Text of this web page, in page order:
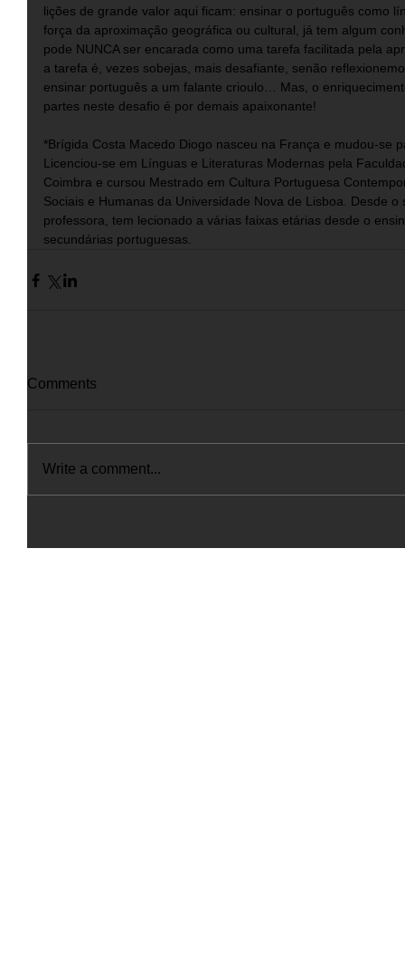
lições de grande valor aqui ficam: ensinar o português como
força da aproximação geográfica ou cultural, já tem algum
pode NUNCA ser encarada como uma tarefa facilitada pela
a tarefa é, vezes sobejas, mais desafiante, senão
ensinar português a um falante crioulo… Mas, o
partes neste desafio é por demais apaixonante!
*Brígida Costa Macedo Diogo nasceu na França e mudou-se
Licenciou-se em Línguas e Literaturas Modernas pela
Coimbra e cursou Mestrado em Cultura Portuguesa
Sociais e Humanas da Universidade Nova de Lisboa. Desde
professora, tem lecionado a várias faixas etárias desde o
secundárias portuguesas.
Comments
Write a comment...